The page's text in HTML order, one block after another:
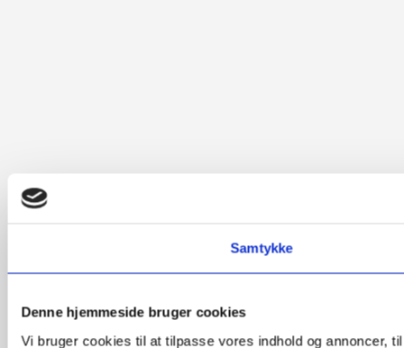
Samtykke
Denne hjemmeside bruger cookies
Vi bruger cookies til at tilpasse vores indhold og annoncer,